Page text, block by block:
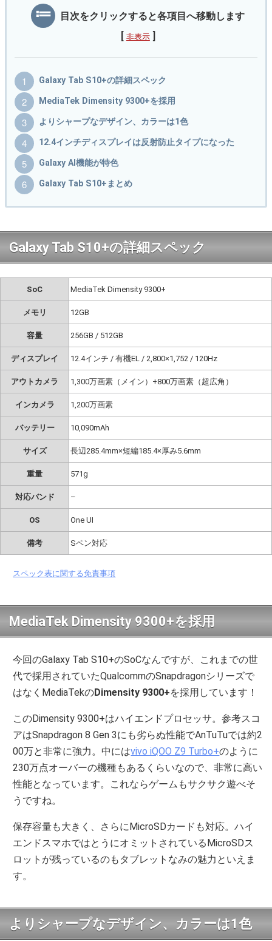
目次をクリックすると各項目へ移動します
非表示
Galaxy Tab S10+の詳細スペック
MediaTek Dimensity 9300+を採用
よりシャープなデザイン、カラーは1色
12.4インチディスプレイは反射防止タイプになった
Galaxy AI機能が特色
Galaxy Tab S10+まとめ
Galaxy Tab S10+の詳細スペック
SoC MediaTek Dimensity 9300+
メモリ 12GB
容量 256GB / 512GB
ディスプレイ 12.4インチ / 有機EL / 2,800×1,752 / 120Hz
アウトカメラ 1,300万画素（メイン）+800万画素（超広角）
インカメラ 1,200万画素
バッテリー 10,090mAh
サイズ 長辺285.4mm×短編185.4×厚み5.6mm
重量 571g
対応バンド –
OS One UI
備考 Sペン対応
スペック表に関する免責事項
MediaTek Dimensity 9300+を採用
今回のGalaxy Tab S10+のSoCなんですが、これまでの世
代で採用されていたQualcommのSnapdragonシリーズで
はなくMediaTekのDimensity 9300+を採用しています！
このDimensity 9300+はハイエンドプロセッサ。参考スコ
アはSnapdragon 8 Gen 3にも劣らぬ性能でAnTuTuでは約2
00万と非常に強力。中にはvivo iQOO Z9 Turbo+のように
230万点オーバーの機種もあるくらいなので、非常に高い
性能となっています。これならゲームもサクサク遊べそ
うですね。
保存容量も大きく、さらにMicroSDカードも対応。ハイ
エンドスマホではとうにオミットされているMicroSDス
ロットが残っているのもタブレットなみの魅力といえま
す。
よりシャープなデザイン、カラーは1色